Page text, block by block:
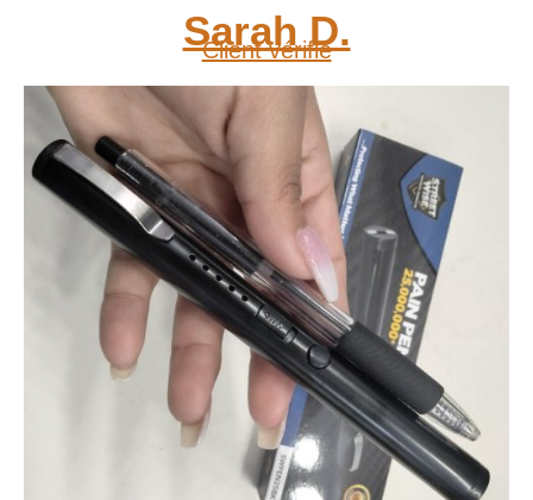
Sarah D.
Client vérifié